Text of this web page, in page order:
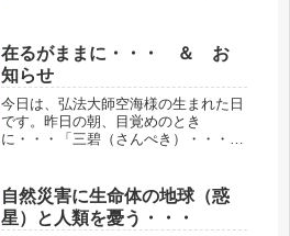
Way」の曲を私はこよなく愛す
る・・・自分がどんなに小さな存...
在るがままに・・・ ＆ お
知らせ
今日は、弘法大師空海様の生まれた日
です。昨日の朝、目覚めのとき
に・・・「三碧（さんぺき）・・・
球）が浮かび・・・どこかで何かをし
ているビジョンというか平行次元をリ
アルに少し体感...
自然災害に生命体の地球（惑
星）と人類を憂う・・・